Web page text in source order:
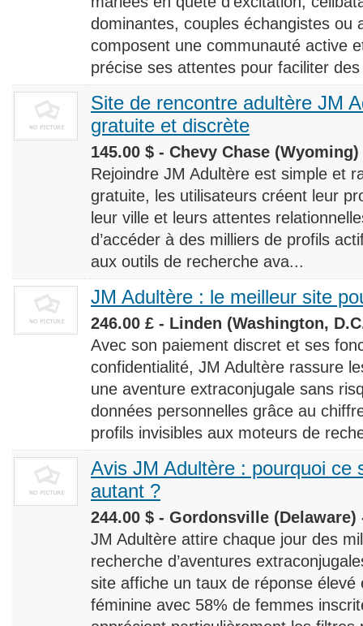
dominantes, couples échangistes ou
composent une communauté active
précise ses attentes pour faciliter
Site de rencontre adultère JM
gratuite et discrète
145.00 $ - Chevy Chase (Wyoming)
Rejoindre JM Adultère est simple et
gratuite, les utilisateurs créent leur
leur ville et leurs attentes
d’accéder à des milliers de profils
aux outils de recherche ava...
JM Adultère : le meilleur site
246.00 £ - Linden (Washington,
Avec son paiement discret et ses
confidentialité, JM Adultère rassure
une aventure extraconjugale sans
données personnelles grâce au
profils invisibles aux moteurs de
Avis JM Adultère : pourquoi ce
autant ?
244.00 $ - Gordonsville (Delaware)
JM Adultère attire chaque jour des
recherche d’aventures
site affiche un taux de réponse
féminine avec 58% de femmes